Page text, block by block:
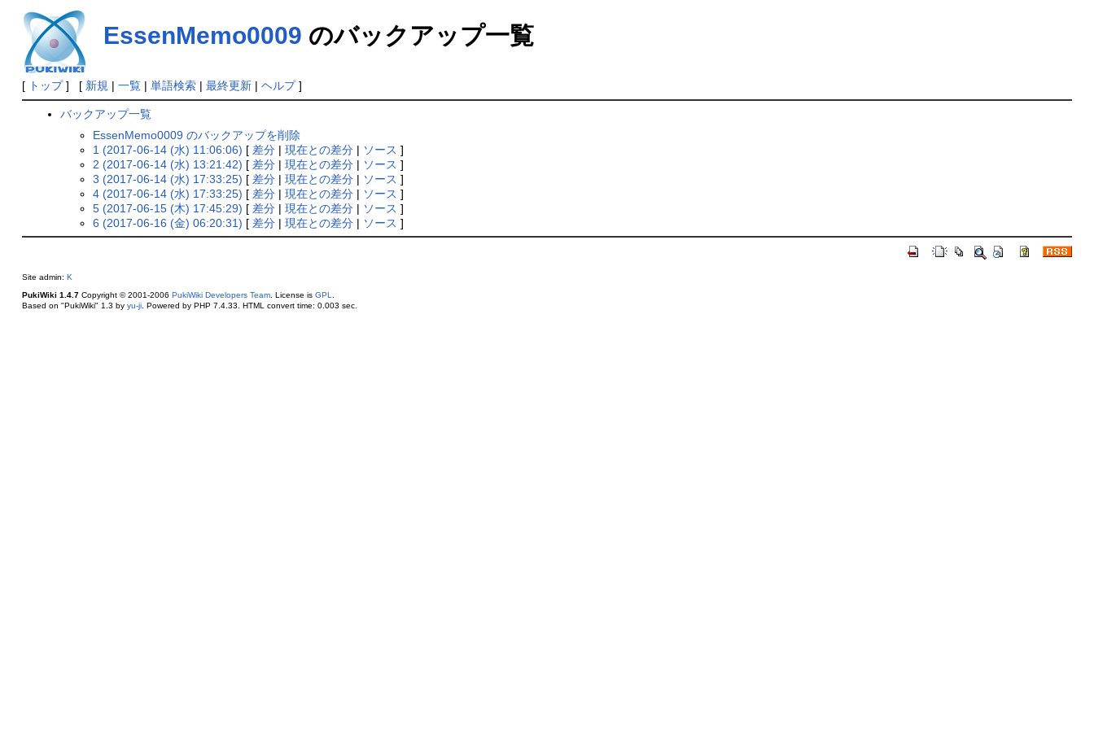
EssenMemo0009 のバックアップ一覧
[ トップ] [ 新規 | 一覧| 単語検索| 最終更新| ヘルプ]
バックアップ一覧
EssenMemo0009 のバックアップを削除
1 (2017-06-14 (水) 11:06:06) [ 差分 |現在との差分 | ソース ]
2 (2017-06-14 (水) 13:21:42) [ 差分 |現在との差分 | ソース ]
3 (2017-06-14 (水) 17:33:25) [ 差分 |現在との差分 | ソース ]
4 (2017-06-14 (水) 17:33:25) [ 差分 |現在との差分 | ソース ]
5 (2017-06-15 (木) 17:45:29) [ 差分 |現在との差分 | ソース ]
6 (2017-06-16 (金) 06:20:31) [ 差分 |現在との差分 | ソース ]
Site admin: K
PukiWiki 1.4.7Copyright © 2001-2006 PukiWiki Developers Team. License is GPL
Based on "PukiWiki" 1.3 by yu-ji. Powered by PHP 7.4.33. HTML convert time: 0.003 sec.